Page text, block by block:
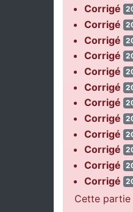
Corrigé
Corrigé
Corrigé
Corrigé
Corrigé
Corrigé
Corrigé
Corrigé
Corrigé
Corrigé
Corrigé
Corrigé
Cette partie